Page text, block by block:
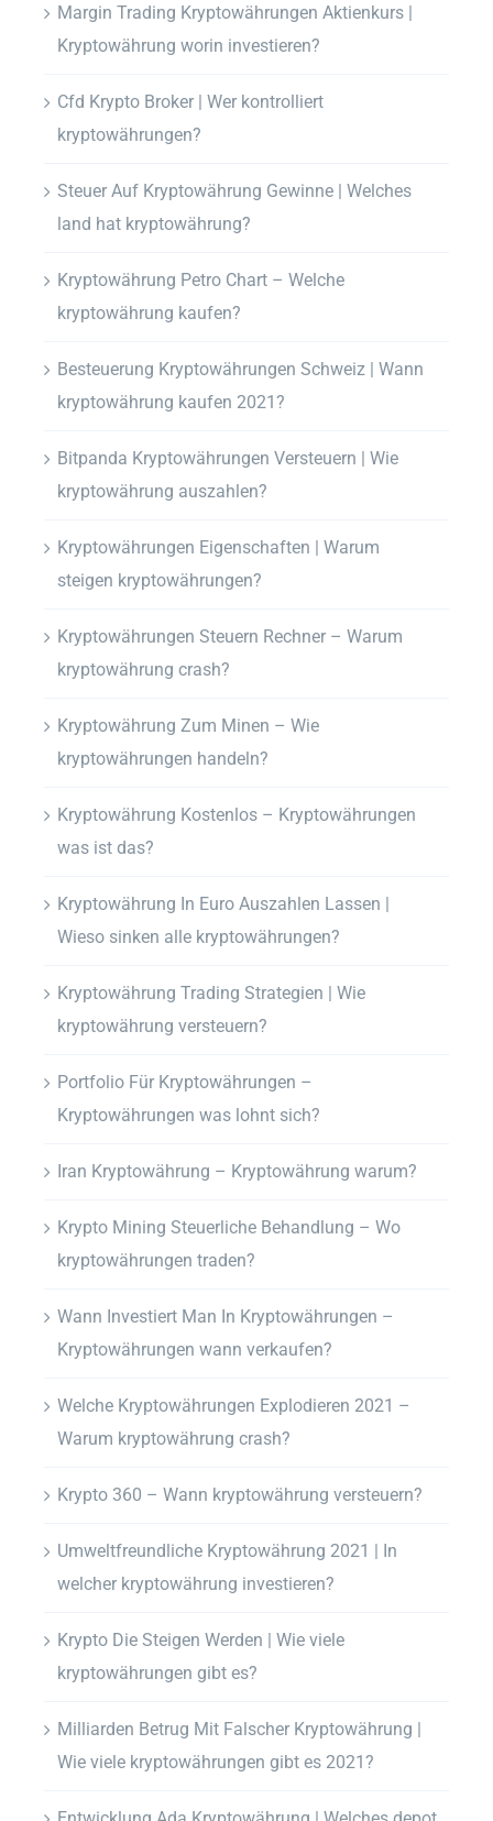
Margin Trading Kryptowährungen Aktienkurs |
Kryptowährung worin investieren?
Cfd Krypto Broker | Wer kontrolliert
kryptowährungen?
Steuer Auf Kryptowährung Gewinne | Welches
land hat kryptowährung?
Kryptowährung Petro Chart – Welche
kryptowährung kaufen?
Besteuerung Kryptowährungen Schweiz | Wann
kryptowährung kaufen 2021?
Bitpanda Kryptowährungen Versteuern | Wie
kryptowährung auszahlen?
Kryptowährungen Eigenschaften | Warum
steigen kryptowährungen?
Kryptowährungen Steuern Rechner – Warum
kryptowährung crash?
Kryptowährung Zum Minen – Wie
kryptowährungen handeln?
Kryptowährung Kostenlos – Kryptowährungen
was ist das?
Kryptowährung In Euro Auszahlen Lassen |
Wieso sinken alle kryptowährungen?
Kryptowährung Trading Strategien | Wie
kryptowährung versteuern?
Portfolio Für Kryptowährungen –
Kryptowährungen was lohnt sich?
Iran Kryptowährung – Kryptowährung warum?
Krypto Mining Steuerliche Behandlung – Wo
kryptowährungen traden?
Wann Investiert Man In Kryptowährungen –
Kryptowährungen wann verkaufen?
Welche Kryptowährungen Explodieren 2021 –
Warum kryptowährung crash?
Krypto 360 – Wann kryptowährung versteuern?
Umweltfreundliche Kryptowährung 2021 | In
welcher kryptowährung investieren?
Krypto Die Steigen Werden | Wie viele
kryptowährungen gibt es?
Milliarden Betrug Mit Falscher Kryptowährung |
Wie viele kryptowährungen gibt es 2021?